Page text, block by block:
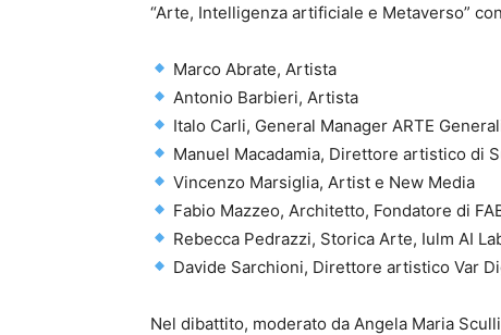
“Arte, Intelligenza artificiale e Metaverso”
Marco Abrate, Artista
Antonio Barbieri, Artista
Italo Carli, General Manager ARTE
Manuel Macadamia, Direttore artistico di
Vincenzo Marsiglia, Artist e New Media
Fabio Mazzeo, Architetto, Fondatore di
Rebecca Pedrazzi, Storica Arte, Iulm AI
Davide Sarchioni, Direttore artistico Var
Nel dibattito, moderato da Angela Maria